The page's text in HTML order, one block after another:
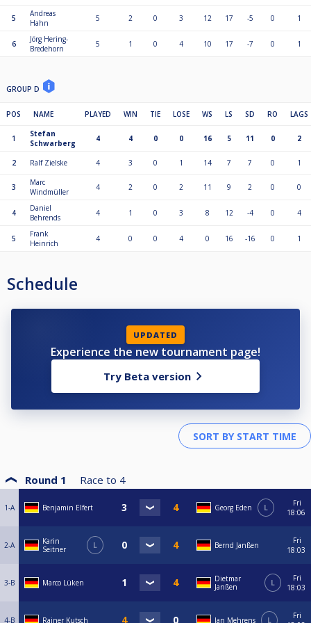
5
Andreas
Hahn
5 2 0 3 12 17 -5 0 1
6
Jörg Hering-
Bredehorn
5 1 0 4 10 17 -7 0 1
GROUP D
POS NAME PLAYED WIN TIE LOSE WS LS SD RO LAGS
1
Stefan
Schwarberg
4 4 0 0 16 5 11 0 2
2 Ralf Zielske 4 3 0 1 14 7 7 0 1
3
Marc
Windmüller
4 2 0 2 11 9 2 0 0
4
Daniel
Behrends
4 1 0 3 8 12 -4 0 4
5
Frank
Heinrich
4 0 0 4 0 16 -16 0 1
Schedule
UPDATED
Experience the new tournament page!
Try Beta version
Round 1 Race to 4
1-A Benjamin Elfert Georg Eden L
Fri
18:06
2-A
Karin
Seitner
L Bernd Janßen
Fri
18:03
3-B Marco Lüken
Dietmar
Janßen
L
Fri
18:03
4-B Rainer Kutsch Jan Mehrens L
Fri